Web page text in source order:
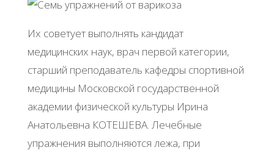
Их советует выполнять кандидат
медицинских наук, врач первой категории,
старший преподаватель кафедры спортивной
медицины Московской государственной
академии физической культуры Ирина
Анатольевна КОТЕШЕВА. Лечебные
упражнения выполняются лежа, при